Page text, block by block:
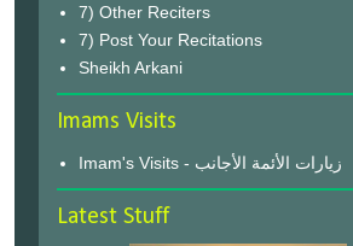
7) Other Reciters
7) Post Your Recitations
Sheikh Arkani
Imams Visits
Imam's Visits - زيارات الأئمة الأجانب
Latest Stuff